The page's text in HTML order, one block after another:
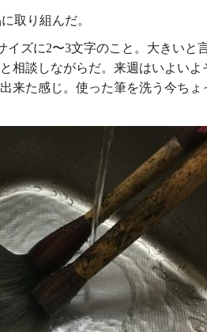
取り組んだ。
イズに2〜3文字のこと。大きいと
相談しながらだ。来週はいよい
来た感じ。使った筆を洗う今ち